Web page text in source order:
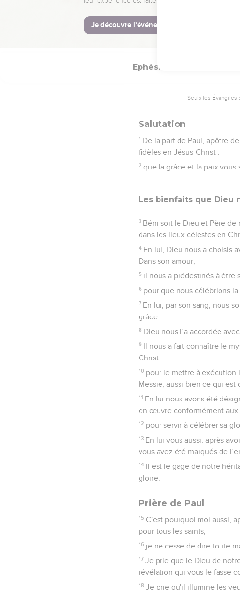
La Bible Du Semeur
Ephésiens
Seuls les Évangiles
Salutation
1 De la part de Paul, apôtre
fidèles en Jésus-Christ :
2 que la grâce et la paix vous
Les bienfaits que Dieu
3 Béni soit le Dieu et Père
dans les lieux célestes en
4 En lui, Dieu nous a choisis
Dans son amour,
5 il nous a prédestinés à être
6 pour que nous célébrions
7 En lui, par son sang, nous
grâce.
8 Dieu nous l’a accordée
9 Il nous a fait connaître le
Christ
10 pour le mettre à exécution
Messie, aussi bien ce qui est
11 En lui nous avons été
en œuvre conformément aux
12 pour servir à célébrer sa
13 En lui vous aussi, après
vous avez été marqués de
14 Il est le gage de notre
gloire.
Prière de Paul
15 C'est pourquoi moi aussi,
pour tous les saints,
16 je ne cesse de dire toute
17 Je prie que le Dieu de
révélation qui vous le fasse
18 Je prie qu'il illumine les